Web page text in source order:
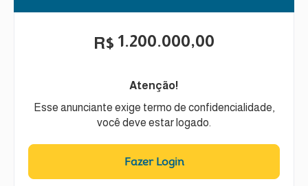
R$ 1.200.000,00
Atenção!
Esse anunciante exige termo de confidencialidade,
você deve estar logado.
Fazer Login